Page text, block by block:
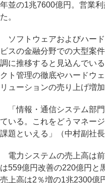
年並の1兆7600億円。営業
た。
ソフトウェアおよびハー
ビスの金融分野での大型案
調に推移すると見込んでい
クト管理の徹底やハードウ
リューションの売り上げ増
「情報・通信システム部
ている。これをどうマネー
課題といえる」（中村副社長
電力システムの売上高は
は559億円改善の220億円と
売上高は2％増の1兆2300億